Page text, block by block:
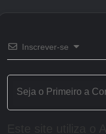
Inscrever-se